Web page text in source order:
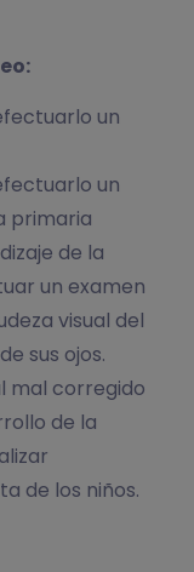
un
un
primaria
de la
un examen
visual del
sus ojos.
mal corregido
de la
de los niños.